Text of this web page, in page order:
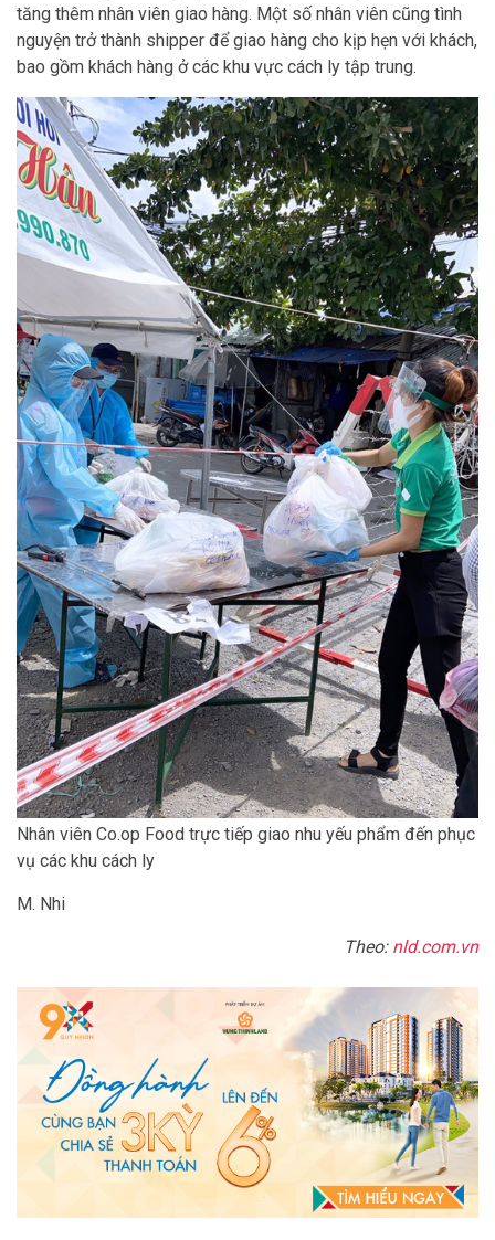
tăng thêm nhân viên giao hàng. Một số nhân viên cũng tình
nguyện trở thành shipper để giao hàng cho kịp hẹn với khách,
bao gồm khách hàng ở các khu vực cách ly tập trung.
Nhân viên Co.op Food trực tiếp giao nhu yếu phẩm đến phục
vụ các khu cách ly
M. Nhi
Theo: nld.com.vn